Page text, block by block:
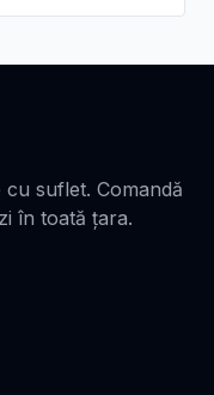
suflet. Comandă
în toată țara.